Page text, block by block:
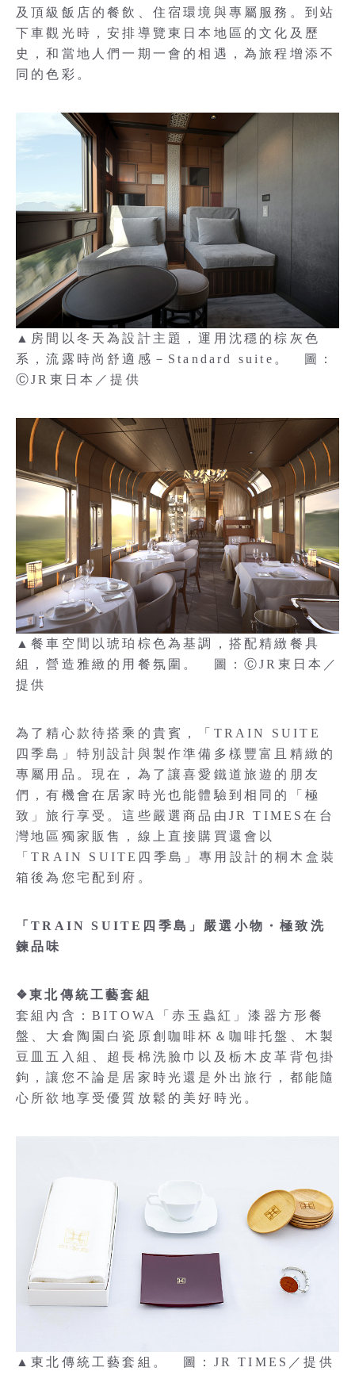
及頂級飯店的餐飲、住宿環境與專屬服務。到站
下車觀光時，安排導覽東日本地區的文化及歷
史，和當地人們一期一會的相遇，為旅程增添不
同的色彩。
▲房間以冬天為設計主題，運用沈穩的棕灰色
系，流露時尚舒適感－Standard suite。 圖：
ⒸJR東日本／提供
▲餐車空間以琥珀棕色為基調，搭配精緻餐具
組，營造雅緻的用餐氛圍。 圖：ⒸJR東日本／
提供
為了精心款待搭乘的貴賓，「TRAIN SUITE
四季島」特別設計與製作準備多樣豐富且精緻的
專屬用品。現在，為了讓喜愛鐵道旅遊的朋友
們，有機會在居家時光也能體驗到相同的「極
致」旅行享受。這些嚴選商品由JR TIMES在台
灣地區獨家販售，線上直接購買還會以
「TRAIN SUITE四季島」專用設計的桐木盒裝
箱後為您宅配到府。
「TRAIN SUITE四季島」嚴選小物・極致洗
鍊品味
❖東北傳統工藝套組
套組內含：BITOWA「赤玉蟲紅」漆器方形餐
盤、大倉陶園白瓷原創咖啡杯＆咖啡托盤、木製
豆皿五入組、超長棉洗臉巾以及栃木皮革背包掛
鉤，讓您不論是居家時光還是外出旅行，都能隨
心所欲地享受優質放鬆的美好時光。
▲東北傳統工藝套組。 圖：JR TIMES／提供